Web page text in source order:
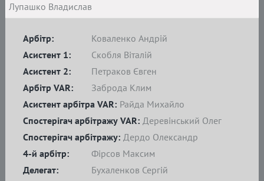
Лупашко Владислав
Арбітр:
Коваленко Андрій
Асистент 1:
Скобля Віталій
Асистент 2:
Петраков Євген
4-й арбітр:
Фірсов Максим
Делегат:
Бухаленков Сергій
Спостерігач арбітражу: Дердо Олександр
Арбітр VAR:
Заброда Клим
Асистент арбітра VAR: Райда Михайло
Спостерігач арбітражу VAR: Деревінський Олег